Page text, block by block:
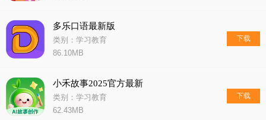
多乐口语最新版
类别：学习教育
86.10MB
下载
小禾故事2025官方最新
类别：学习教育
62.43MB
下载